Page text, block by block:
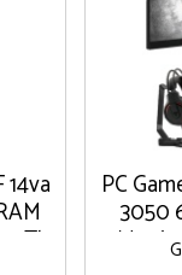
2Tb
PC
3050